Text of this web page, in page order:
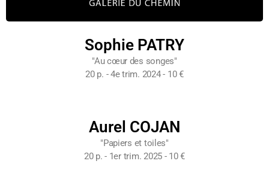
Sophie PATRY
"Au cœur des songes"
20 p. - 4e trim. 2024 - 10 €
Aurel COJAN
"Papiers et toiles"
20 p. - 1er trim. 2025 - 10 €